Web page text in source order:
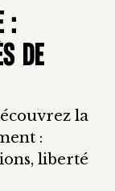
:
DE
la
:
liberté